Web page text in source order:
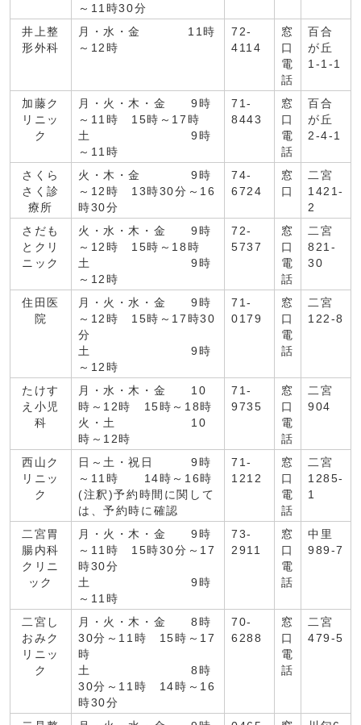
～11時30分
井上整
形外科
月・水・金 11時
～12時
72-
4114
窓
口
電
話
百合
が丘
1-1-1
加藤ク
リニッ
ク
月・火・木・金 9時
～11時 15時～17時
土 9時
～11時
71-
8443
窓
口
電
話
百合
が丘
2-4-1
さくら
さく診
療所
火・木・金 9時
～12時 13時30分～16
時30分
74-
6724
窓
口
二宮
1421-
2
さだも
とクリ
ニック
火・水・木・金 9時
～12時 15時～18時
土 9時
～12時
72-
5737
窓
口
電
話
二宮
821-
30
住田医
院
月・火・水・金 9時
～12時 15時～17時30
分
土 9時
～12時
71-
0179
窓
口
電
話
二宮
122-8
たけす
え小児
科
月・水・木・金 10
時～12時 15時～18時
火・土 10
時～12時
71-
9735
窓
口
電
話
二宮
904
西山ク
リニッ
ク
日～土・祝日 9時
～11時 14時～16時
(注釈)予約時間に関して
は、予約時に確認
71-
1212
窓
口
電
話
二宮
1285-
1
二宮胃
腸内科
クリニ
ック
月・火・木・金 9時
～11時 15時30分～17
時30分
土 9時
～11時
73-
2911
窓
口
電
話
中里
989-7
二宮し
おみク
リニッ
ク
月・火・木・金 8時
30分～11時 15時～17
時
土 8時
30分～11時 14時～16
時30分
70-
6288
窓
口
電
話
二宮
479-5